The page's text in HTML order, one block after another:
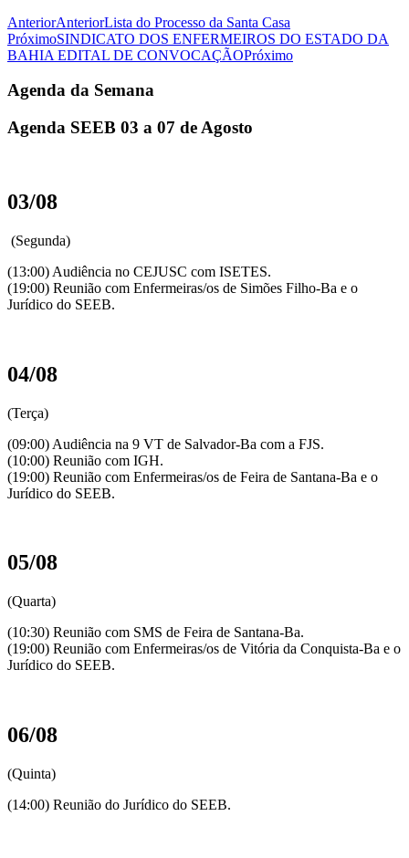
AnteriorAnteriorLista do Processo da Santa Casa
PróximoSINDICATO DOS ENFERMEIROS DO ESTADO DA
BAHIA EDITAL DE CONVOCAÇÃOPróximo
Agenda da Semana
Agenda SEEB 03 a 07 de Agosto
03/08
(Segunda)
(13:00) Audiência no CEJUSC com ISETES.
(19:00) Reunião com Enfermeiras/os de Simões Filho-Ba e o
Jurídico do SEEB.
04/08
(Terça)
(09:00) Audiência na 9 VT de Salvador-Ba com a FJS.
(10:00) Reunião com IGH.
(19:00) Reunião com Enfermeiras/os de Feira de Santana-Ba e o
Jurídico do SEEB.
05/08
(Quarta)
(10:30) Reunião com SMS de Feira de Santana-Ba.
(19:00) Reunião com Enfermeiras/os de Vitória da Conquista-Ba e o
Jurídico do SEEB.
06/08
(Quinta)
(14:00) Reunião do Jurídico do SEEB.